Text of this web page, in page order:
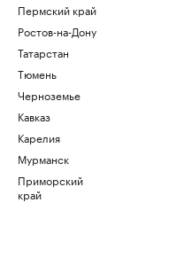
Пермский край
Ростов-на-Дону
Татарстан
Тюмень
Черноземье
Кавказ
Карелия
Мурманск
Приморский
край